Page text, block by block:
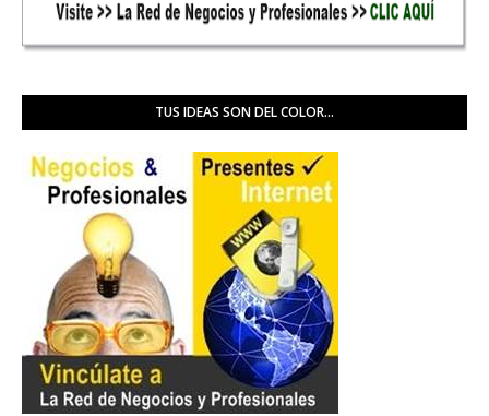
TUS IDEAS SON DEL COLOR...